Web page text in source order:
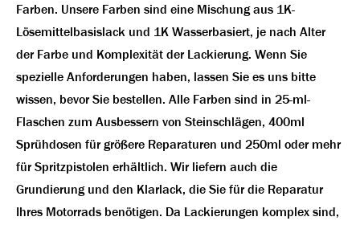
Farben. Unsere Farben sind eine Mischung aus 1K-
Lösemittelbasislack und 1K Wasserbasiert, je nach Alter
der Farbe und Komplexität der Lackierung. Wenn Sie
spezielle Anforderungen haben, lassen Sie es uns bitte
wissen, bevor Sie bestellen. Alle Farben sind in 25-ml-
Flaschen zum Ausbessern von Steinschlägen, 400ml
Sprühdosen für größere Reparaturen und 250ml oder mehr
für Spritzpistolen erhältlich. Wir liefern auch die
Grundierung und den Klarlack, die Sie für die Reparatur
Ihres Motorrads benötigen. Da Lackierungen komplex sind,